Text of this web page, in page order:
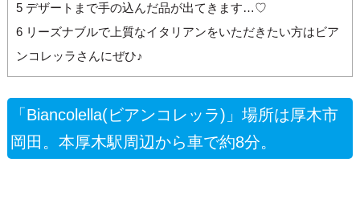
5デザートまで手の込んだ品が出てきます…♡
6リーズナブルで上質なイタリアンをいただきたい方はビア
ンコレッラさんにぜひ♪
「Biancolella(ビアンコレッラ)」場所は厚木市
岡田。本厚木駅周辺から車で約8分。